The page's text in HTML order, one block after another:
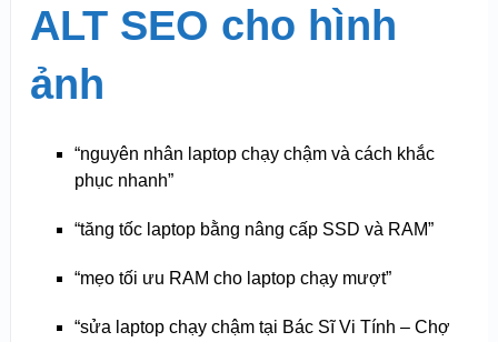
ALT SEO cho hình
ảnh
“nguyên nhân laptop chạy chậm và cách khắc
phục nhanh”
“tăng tốc laptop bằng nâng cấp SSD và RAM”
“mẹo tối ưu RAM cho laptop chạy mượt”
“sửa laptop chạy chậm tại Bác Sĩ Vi Tính – Chợ